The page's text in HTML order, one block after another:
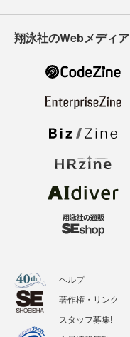
翔泳社のWebメディア
ヘルプ
著作権・リンク
スタッフ募集!